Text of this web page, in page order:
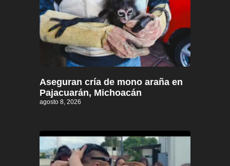
Aseguran cría de mono araña en
Pajacuarán, Michoacán
agosto 8, 2026